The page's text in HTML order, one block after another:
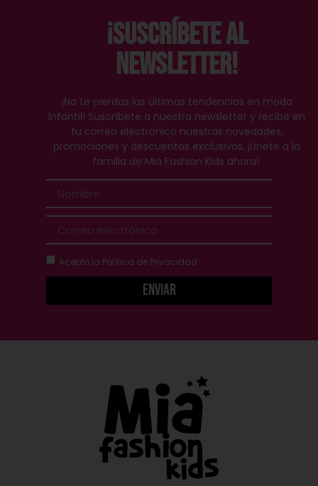
¡Suscríbete al
Newsletter!
¡No te pierdas las últimas tendencias en moda
infantil! Suscríbete a nuestra newsletter y recibe en
tu correo electrónico nuestras novedades,
promociones y descuentos exclusivos. ¡Únete a la
familia de Mia Fashion Kids ahora!.
Acepto la Política de Privacidad
Enviar